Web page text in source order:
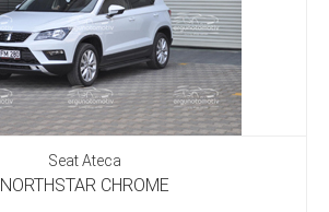
Seat Ateca
NORTHSTAR CHROME